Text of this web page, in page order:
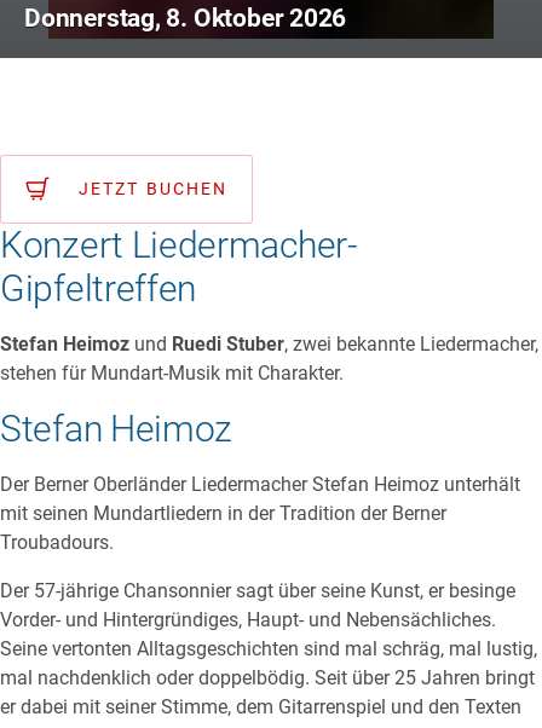
Donnerstag, 8. Oktober 2026
JETZT BUCHEN
Konzert Liedermacher-
Gipfeltreffen
Stefan Heimoz und Ruedi Stuber, zwei bekannte Liedermacher,
stehen für Mundart-Musik mit Charakter.
Stefan Heimoz
Der Berner Oberländer Liedermacher Stefan Heimoz unterhält
mit seinen Mundartliedern in der Tradition der Berner
Troubadours.
Der 57-jährige Chansonnier sagt über seine Kunst, er besinge
Vorder- und Hintergründiges, Haupt- und Nebensächliches.
Seine vertonten Alltagsgeschichten sind mal schräg, mal lustig,
mal nachdenklich oder doppelbödig. Seit über 25 Jahren bringt
er dabei mit seiner Stimme, dem Gitarrenspiel und den Texten